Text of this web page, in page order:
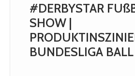
#DERBYSTAR
SHOW |
BUNDESLIGA